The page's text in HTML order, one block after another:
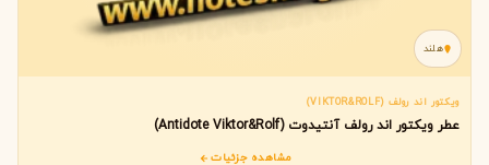
هلند
ویکتور اند رولف (VIKTOR&ROLF)
عطر ویکتور اند رولف آنتیدوت (Antidote Viktor&Rolf)
مشاهده جزئیات